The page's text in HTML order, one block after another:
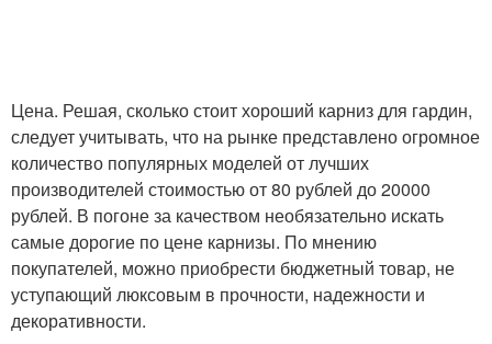
Цена. Решая, сколько стоит хороший карниз для гардин,
следует учитывать, что на рынке представлено огромное
количество популярных моделей от лучших
производителей стоимостью от 80 рублей до 20000
рублей. В погоне за качеством необязательно искать
самые дорогие по цене карнизы. По мнению
покупателей, можно приобрести бюджетный товар, не
уступающий люксовым в прочности, надежности и
декоративности.